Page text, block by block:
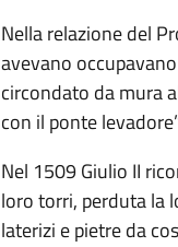
Nella relazione del
avevano
circondato da mura
con il ponte
Nel 1509 Giulio II
loro torri, perduta la
laterizi e pietre da